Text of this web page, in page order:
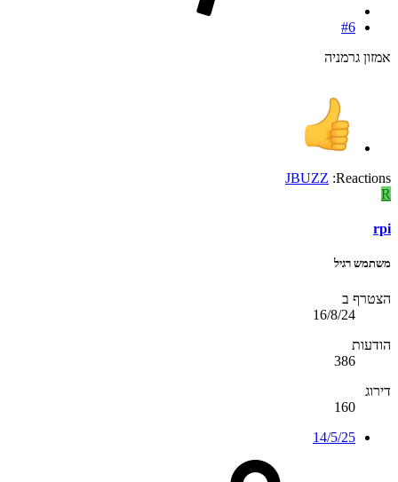
#6
אמזון גרמניה
Reactions:
JBUZZ
R
rpi
משתמש רגיל
הצטרף ב
16/8/24
הודעות
386
דירוג
160
14/5/25